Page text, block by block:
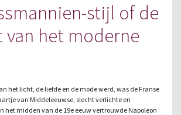
stijl of de
van het moderne
het licht, de liefde en de mode werd, was de Franse
van Middeleeuwse, slecht verlichte en
het midden van de 19e eeuw vertrouwde Napoleon